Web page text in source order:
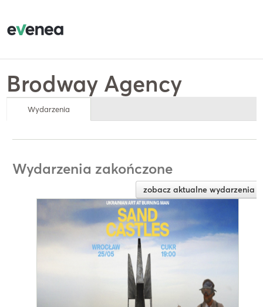
Brodway Agency
Wydarzenia
Wydarzenia zakończone
zobacz aktualne wydarzenia